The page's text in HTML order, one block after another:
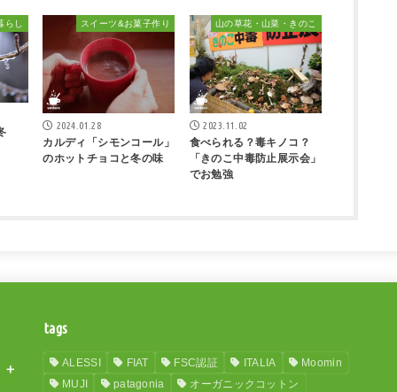
し スイーツ&お菓子作り
2024.01.28
カルディ「シモンコール」
のホットチョコと冬の味
山の草花・山菜・きのこ
2023.11.02
食べられる？毒キノコ？
「きのこ中毒防止展示会」
でお勉強
tags
ALESSI FIAT FSC認証 ITALIA
Moomin
MUJI
patagonia オーガニックコットン